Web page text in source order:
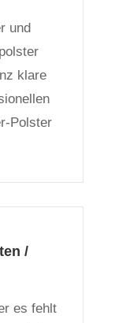
und
klare
Polster
/
es fehlt